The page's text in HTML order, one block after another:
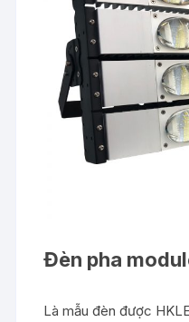
Đèn pha
Là mẫu đèn được